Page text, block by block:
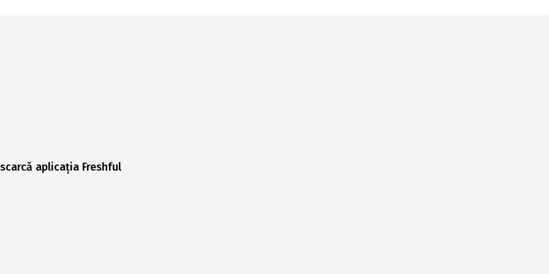
aplicația Freshful